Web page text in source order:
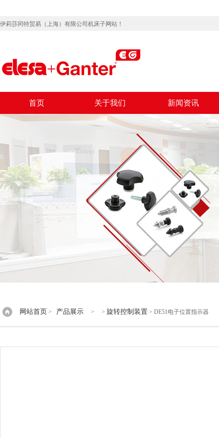
伊莉莎冈特贸易（上海）有限公司机床子网站！
首页 关于我们 新闻资讯
网站首页 > 产品展示 > > 旋转控制装置 > DE51电子位置指示器